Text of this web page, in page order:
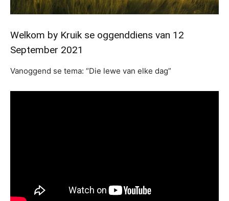
Welkom by Kruik se oggenddiens van 12
September 2021
Vanoggend se tema: “Die lewe van elke dag”